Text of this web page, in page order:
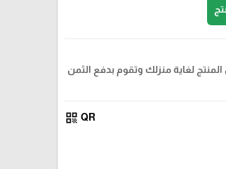
لغاية منزلك وتقوم بدفع الثمن
QR
qr_code